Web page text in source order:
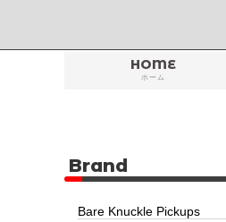
HOME
ホーム
Brand
Bare Knuckle Pickups